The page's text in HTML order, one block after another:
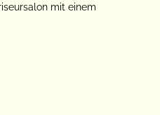
mit einem